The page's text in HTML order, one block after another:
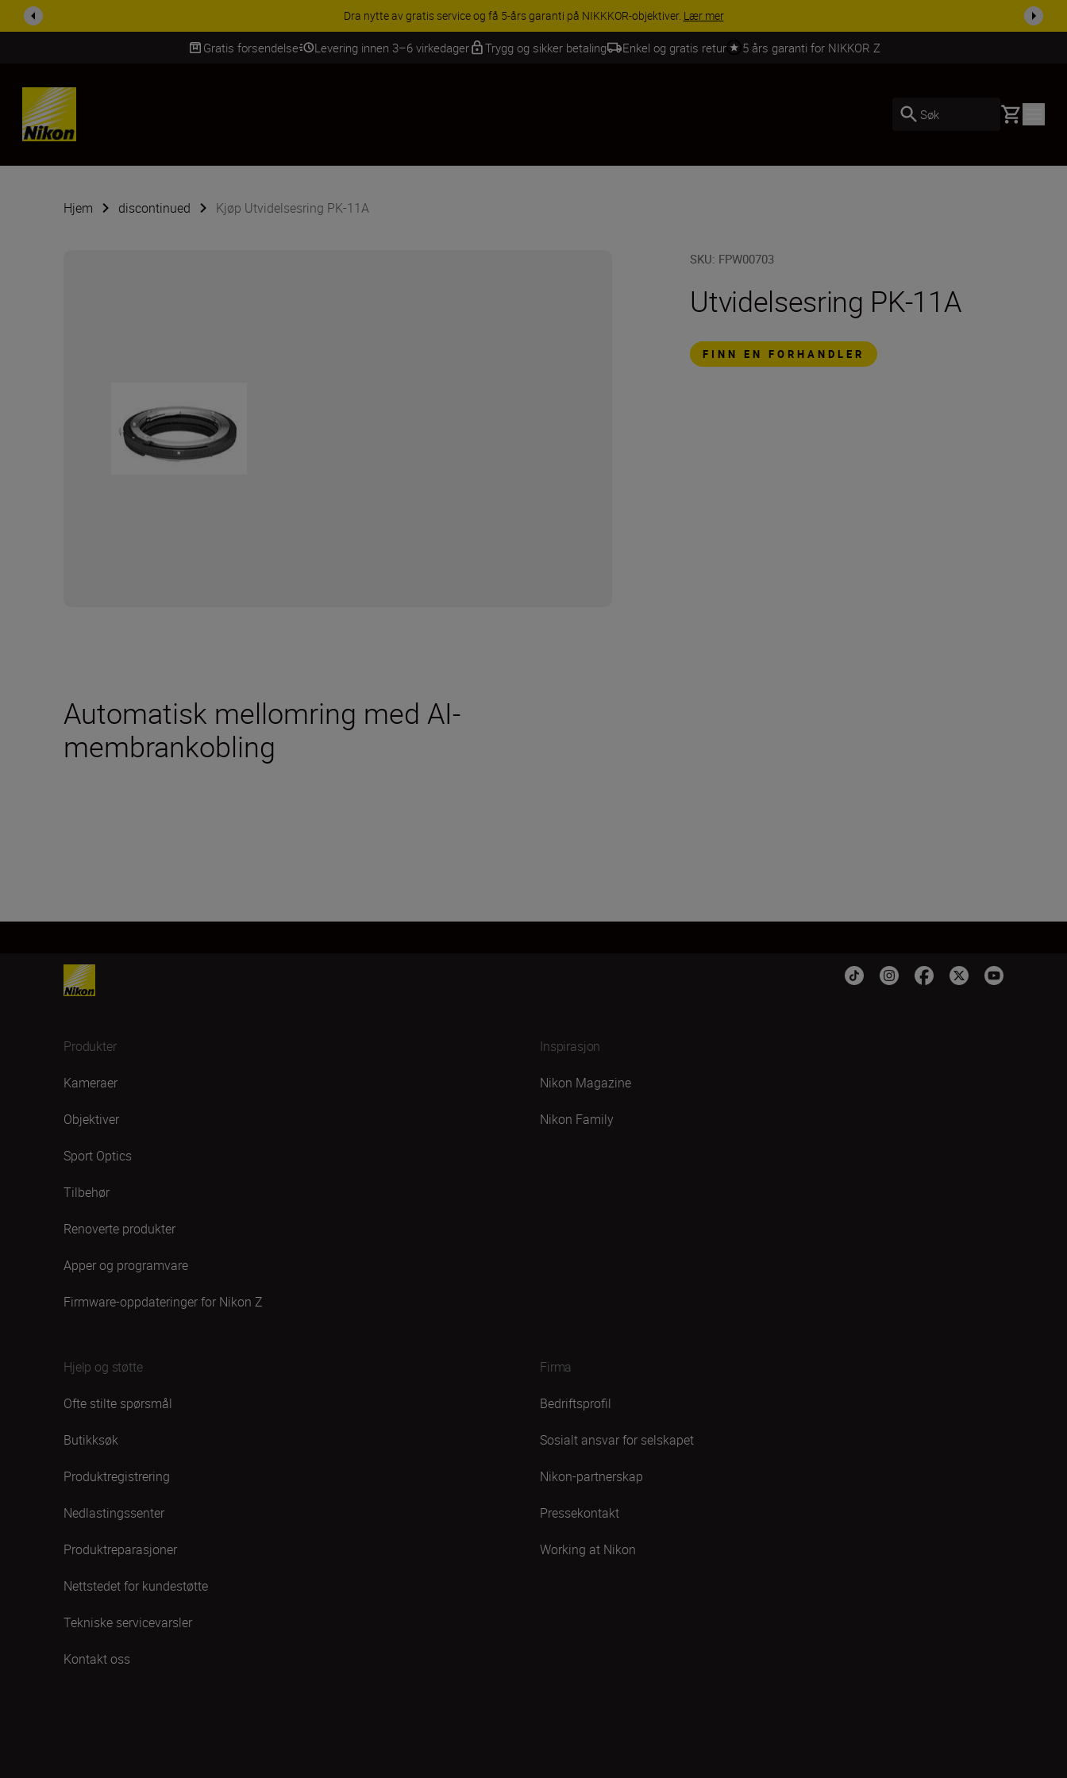
Lær mer ACCESSORY SAVINGS | Få 15 % rabatt på utvalgt tilbehør, gjør fotoutstyret komplett i dag.
Gratis forsendelse Levering innen 3–6 virkedager Trygg og sikker betaling Enkel og gratis retur 5 års garanti for NIKKOR Z
Skip Content
Søk Basket
Hjem discontinued Kjøp Utvidelsesring PK-11A
SKU: FPW00703
Utvidelsesring PK-11A
FINN EN FORHANDLER
Automatisk mellomring med AI-
membrankobling
Produkter
Kameraer
Objektiver
Sport Optics
Tilbehør
Renoverte produkter
Apper og programvare
Firmware-oppdateringer for Nikon Z
Inspirasjon
Nikon Magazine
Nikon Family
Hjelp og støtte
Ofte stilte spørsmål
Butikksøk
Produktregistrering
Nedlastingssenter
Produktreparasjoner
Nettstedet for kundestøtte
Tekniske servicevarsler
Kontakt oss
Firma
Bedriftsprofil
Sosialt ansvar for selskapet
Nikon-partnerskap
Pressekontakt
Working at Nikon